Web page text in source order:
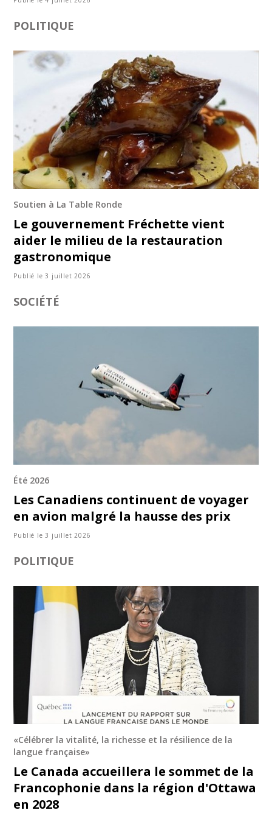
POLITIQUE
Soutien à La Table Ronde
Le gouvernement Fréchette vient
aider le milieu de la restauration
gastronomique
Publié le 3 juillet 2026
SOCIÉTÉ
Été 2026
Les Canadiens continuent de voyager
en avion malgré la hausse des prix
Publié le 3 juillet 2026
POLITIQUE
«Célébrer la vitalité, la richesse et la résilience de la
langue française»
Le Canada accueillera le sommet de la
Francophonie dans la région d'Ottawa
en 2028